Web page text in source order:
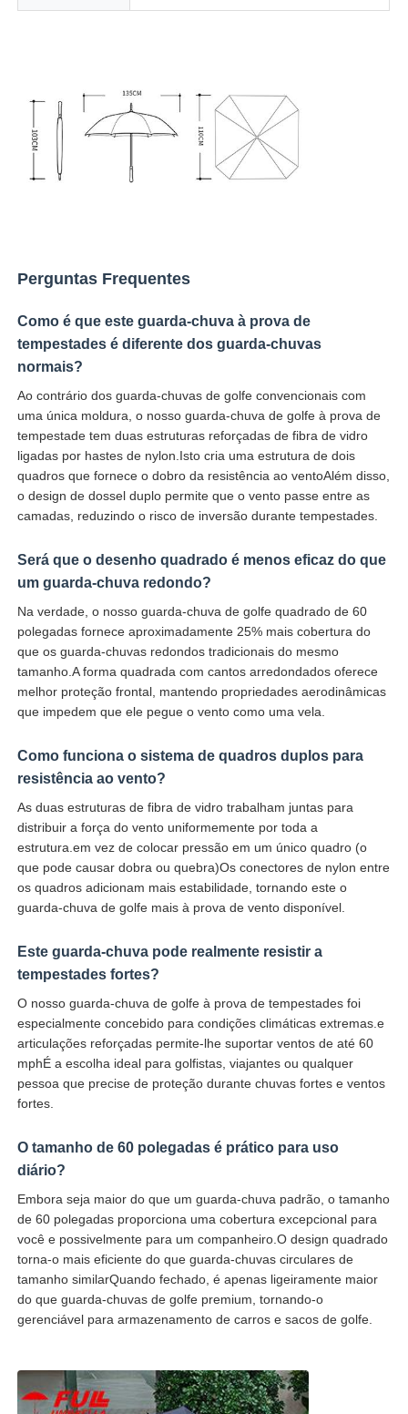
Perguntas Frequentes
Como é que este guarda-chuva à prova de
tempestades é diferente dos guarda-chuvas
normais?
Ao contrário dos guarda-chuvas de golfe convencionais com
uma única moldura, o nosso guarda-chuva de golfe à prova de
tempestade tem duas estruturas reforçadas de fibra de vidro
ligadas por hastes de nylon.Isto cria uma estrutura de dois
quadros que fornece o dobro da resistência ao ventoAlém disso,
o design de dossel duplo permite que o vento passe entre as
camadas, reduzindo o risco de inversão durante tempestades.
Será que o desenho quadrado é menos eficaz do que
um guarda-chuva redondo?
Na verdade, o nosso guarda-chuva de golfe quadrado de 60
polegadas fornece aproximadamente 25% mais cobertura do
que os guarda-chuvas redondos tradicionais do mesmo
tamanho.A forma quadrada com cantos arredondados oferece
melhor proteção frontal, mantendo propriedades aerodinâmicas
que impedem que ele pegue o vento como uma vela.
Como funciona o sistema de quadros duplos para
resistência ao vento?
As duas estruturas de fibra de vidro trabalham juntas para
distribuir a força do vento uniformemente por toda a
estrutura.em vez de colocar pressão em um único quadro (o
que pode causar dobra ou quebra)Os conectores de nylon entre
os quadros adicionam mais estabilidade, tornando este o
guarda-chuva de golfe mais à prova de vento disponível.
Este guarda-chuva pode realmente resistir a
tempestades fortes?
O nosso guarda-chuva de golfe à prova de tempestades foi
especialmente concebido para condições climáticas extremas.e
articulações reforçadas permite-lhe suportar ventos de até 60
mphÉ a escolha ideal para golfistas, viajantes ou qualquer
pessoa que precise de proteção durante chuvas fortes e ventos
fortes.
O tamanho de 60 polegadas é prático para uso
diário?
Embora seja maior do que um guarda-chuva padrão, o tamanho
de 60 polegadas proporciona uma cobertura excepcional para
você e possivelmente para um companheiro.O design quadrado
torna-o mais eficiente do que guarda-chuvas circulares de
tamanho similarQuando fechado, é apenas ligeiramente maior
do que guarda-chuvas de golfe premium, tornando-o
gerenciável para armazenamento de carros e sacos de golfe.